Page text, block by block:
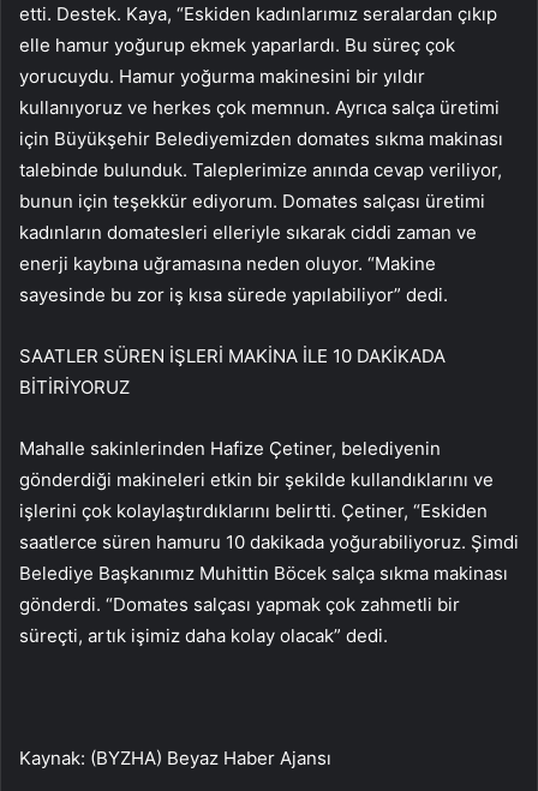
etti. Destek. Kaya, “Eskiden kadınlarımız seralardan çıkıp
elle hamur yoğurup ekmek yaparlardı. Bu süreç çok
yorucuydu. Hamur yoğurma makinesini bir yıldır
kullanıyoruz ve herkes çok memnun. Ayrıca salça üretimi
için Büyükşehir Belediyemizden domates sıkma makinası
talebinde bulunduk. Taleplerimize anında cevap veriliyor,
bunun için teşekkür ediyorum. Domates salçası üretimi
kadınların domatesleri elleriyle sıkarak ciddi zaman ve
enerji kaybına uğramasına neden oluyor. “Makine
sayesinde bu zor iş kısa sürede yapılabiliyor” dedi.
SAATLER SÜREN İŞLERİ MAKİNA İLE 10 DAKİKADA
BİTİRİYORUZ
Mahalle sakinlerinden Hafize Çetiner, belediyenin
gönderdiği makineleri etkin bir şekilde kullandıklarını ve
işlerini çok kolaylaştırdıklarını belirtti. Çetiner, “Eskiden
saatlerce süren hamuru 10 dakikada yoğurabiliyoruz. Şimdi
Belediye Başkanımız Muhittin Böcek salça sıkma makinası
gönderdi. “Domates salçası yapmak çok zahmetli bir
süreçti, artık işimiz daha kolay olacak” dedi.
Kaynak: (BYZHA) Beyaz Haber Ajansı